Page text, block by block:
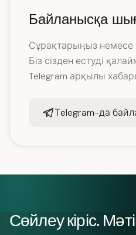
Байланысқа
Сұрақтарыңыз немесе
Біз сізден естуді
Telegram арқылы
Тelegram-да
Сөйлеу кіріс.